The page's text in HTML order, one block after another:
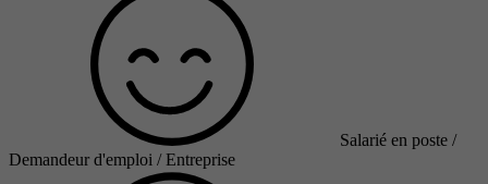
Salarié en poste /
Demandeur d'emploi / Entreprise